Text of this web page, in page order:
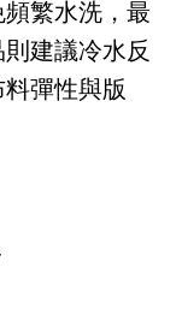
繁水洗，最
建議冷水反
彈性與版